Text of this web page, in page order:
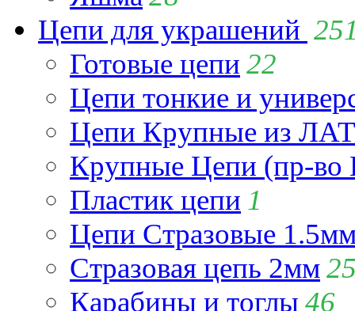
Цепи для украшений
Готовые цепи 22
Цепи тонкие и
Цепи Крупные из
Крупные Цепи (пр-во
Пластик цепи 1
Цепи Стразовые
Стразовая цепь 2мм
Карабины и тоглы 46